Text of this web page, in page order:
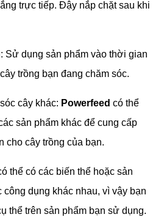
trực tiếp. Đậy nắp chặt sau khi
Sử dụng sản phẩm vào thời gian
trồng bạn đang chăm sóc.
cây khác: Powerfeed có thể
sản phẩm khác để cung cấp
cho cây trồng của bạn.
thể có các biến thể hoặc sản
dụng khác nhau, vì vậy bạn
thể trên sản phẩm bạn sử dụng.